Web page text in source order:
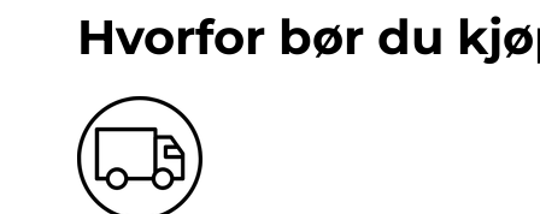
Hvorfor bør du